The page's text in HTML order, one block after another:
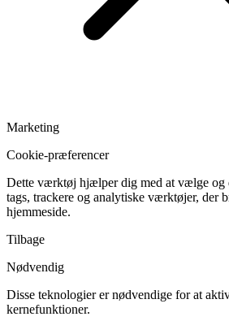
Marketing
Cookie-præferencer
Dette værktøj hjælper dig med at vælge og
tags, trackere og analytiske værktøjer, der
hjemmeside.
Tilbage
Nødvendig
Disse teknologier er nødvendige for at
kernefunktioner.